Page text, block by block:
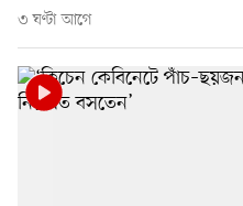
৩ ঘণ্টা আগে